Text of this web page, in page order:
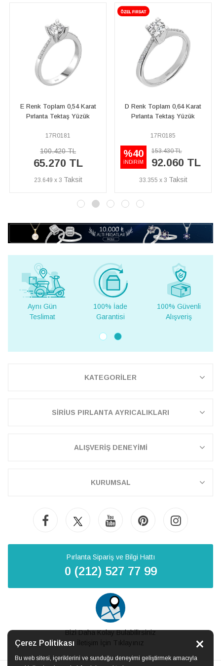
Çerez Politikası
Bu web sitesi, içeriklerini ve sunduğu deneyimi geliştirmek amacıyla
D Renk Toplam 0,64 Karat
Pırlanta Tektaş Yüzük
17R0185
İNDİRİM
153.430 TL
92.060 TL
33.355 x 3
E Renk Toplam 0,32 Karat
Pırlanta Tektaş Yüzük
24R0046
%40
İNDİRİM
48.380 TL
29.030 TL
10.518 x 3
100% İade
Garantisi
100% Güvenli
Alışveriş
Yurt Dışına
Teslimat
KATEGORİLER
SİRİUS PIRLANTA AYRICALIKLARI
ALIŞVERİŞ DENEYİMİ
KURUMSAL
Pırlanta Sipariş ve Bilgi Hattı
0 (212) 527 77 99
Bizi Daha Kolay Bulabilirsiniz
İletişim İçin Tıklayınız